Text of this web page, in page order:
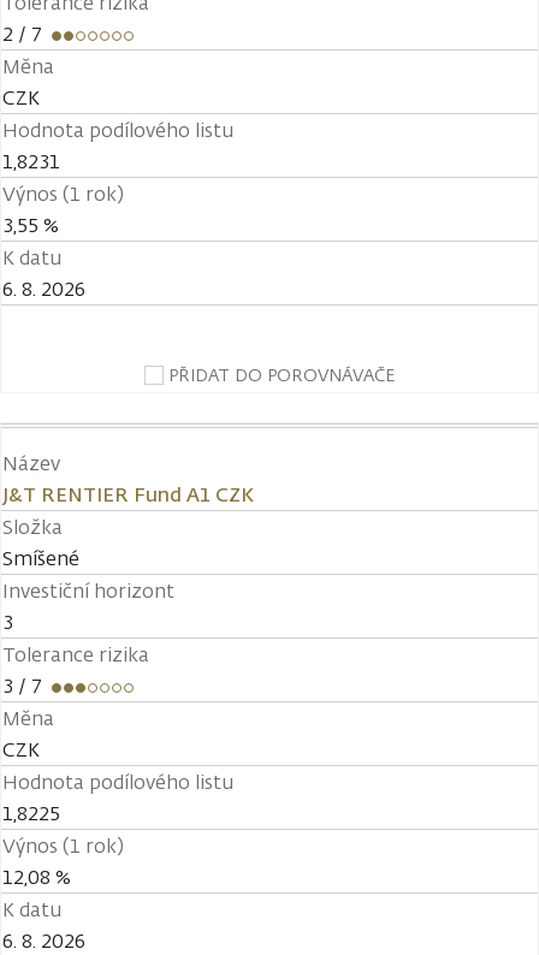
2 / 7
Měna
CZK
Hodnota podílového listu
1,8231
Výnos (1 rok)
3,55 %
K datu
6. 8. 2026
PŘIDAT DO POROVNÁVAČE
Název
J&T RENTIER Fund A1 CZK
Složka
Smíšené
Investiční horizont
3
Tolerance rizika
3 / 7
Měna
CZK
Hodnota podílového listu
1,8225
Výnos (1 rok)
12,08 %
K datu
6. 8. 2026